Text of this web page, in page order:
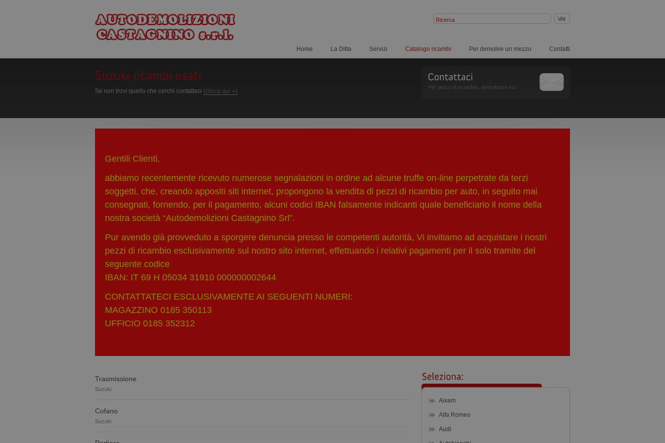
Home La Ditta Servizi Catalogo ricambi Per demolire un mezzo Contatti
Se non trovi quello che cerchi contattaci (clicca qui »)
Per pezzi di ricambio, demolizioni ecc
Gentili Clienti,
abbiamo recentemente ricevuto numerose segnalazioni in ordine ad alcune truffe on-line perpetrate da terzi
soggetti, che, creando appositi siti internet, propongono la vendita di pezzi di ricambio per auto, in seguito mai
consegnati, fornendo, per il pagamento, alcuni codici IBAN falsamente indicanti quale beneficiario il nome della
nostra società “Autodemolizioni Castagnino Srl”.
Pur avendo già provveduto a sporgere denuncia presso le competenti autorità, Vi invitiamo ad acquistare i nostri
pezzi di ricambio esclusivamente sul nostro sito internet, effettuando i relativi pagamenti per il solo tramite del
seguente codice
IBAN: IT 69 H 05034 31910 000000002644
CONTATTATECI ESCLUSIVAMENTE AI SEGUENTI NUMERI:
MAGAZZINO 0185 350113
UFFICIO 0185 352312
Trasmissione
Suzuki
Cofano
Suzuki
Aixam
Alfa Romeo
Audi